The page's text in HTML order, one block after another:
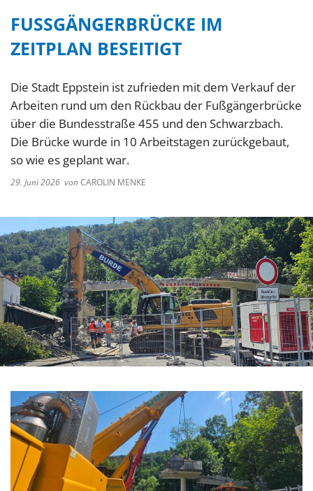
FUSSGÄNGERBRÜCKE IM Z
EITPLAN BESEITIGT
Die Stadt Eppstein ist zufrieden mit dem Verkauf der
Arbeiten rund um den Rückbau der Fußgängerbrücke
über die Bundesstraße 455 und den Schwarzbach.
Die Brücke wurde in 10 Arbeitstagen zurückgebaut,
so wie es geplant war.
29. Juni 2026 vonCAROLIN MENKE